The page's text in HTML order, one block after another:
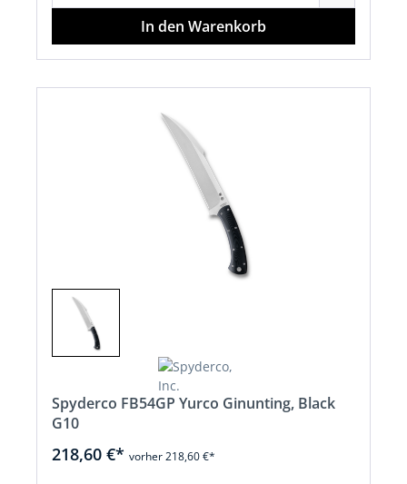
In den Warenkorb
Spyderco FB54GP Yurco Ginunting, Black
G10
218,60 €* vorher 218,60 €*